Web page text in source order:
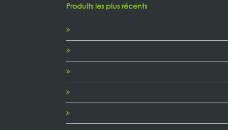
Produits les plus récents